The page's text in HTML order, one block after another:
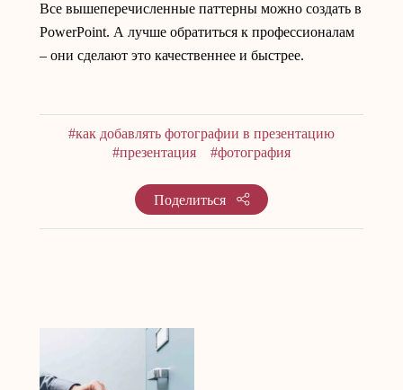
Все вышеперечисленные паттерны можно создать в
PowerPoint. А лучше обратиться к профессионалам
– они сделают это качественнее и быстрее.
#как добавлять фотографии в презентацию
#презентация
#фотография
Поделиться